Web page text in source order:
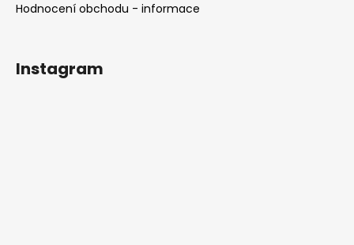
Hodnocení obchodu - informace
Instagram